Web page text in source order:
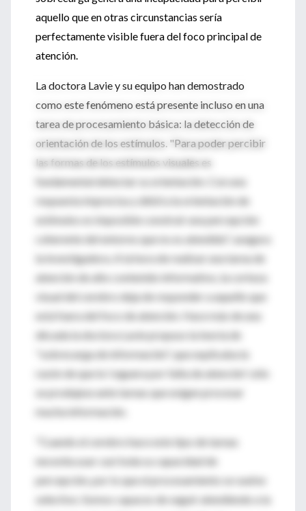
aquello que en otras circunstancias sería
perfectamente visible fuera del foco principal de
atención.
La doctora Lavie y su equipo han demostrado
como este fenómeno está presente incluso en una
tarea de procesamiento básica: la detección de
orientación de los estímulos. "Para poder percibir
las formas de los estímulos visuales es
fundamental detectar su orientación. Con una
respuesta imprecisa y débil a la orientación de
estímulos es imposible construir una percepción
coherente del entorno que no es atendido", asegura
la investigadora. A la hora de realizar una tarea de
atención de alto contenido informativo, la corteza
visual del cerebro deja de responder a aquello que
está fuera del foco de atención. Hace más de una
década la doctora Lavie propuso la teoría de
"sobrecarga de información", que explicaba la
razón de que la 'ceguera por falta de atención' sólo
se produjese ante tareas que exigen procesar
mucha información.
"Cuando el cerebro hace este tipo de tareas
necesita usar casi toda su capacidad de
percepción, por lo que el procesamiento se vuelve
selectivo. Somos capaces de seguir atendiendo a la